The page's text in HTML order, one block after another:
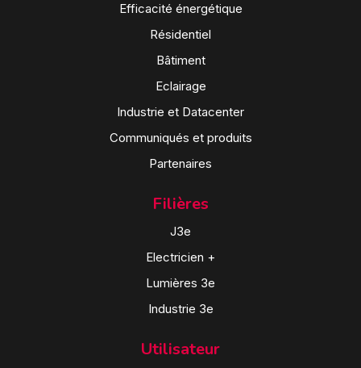
Efficacité énergétique
Résidentiel
Bâtiment
Eclairage
Industrie et Datacenter
Communiqués et produits
Partenaires
Filières
J3e
Electricien +
Lumières 3e
Industrie 3e
Utilisateur